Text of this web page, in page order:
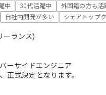
中 30代活躍中
外国籍の方も活
自社内開発が多い シェアトップ
ーランス)
ーサイドエンジニア
正式決定となります。